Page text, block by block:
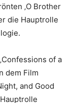
‚O Brother
die Hauptrolle
of a
dem Film
and Good